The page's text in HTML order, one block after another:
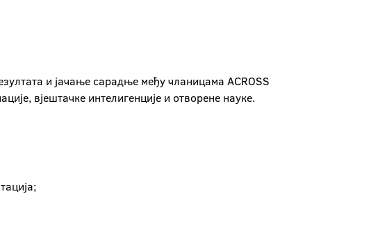
и јачање сарадње међу чланицама ACROSS
вјештачке интелигенције и отворене науке.